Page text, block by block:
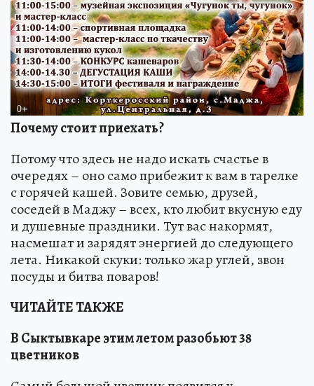
Почему стоит приехать?
Потому что здесь не надо искать счастье в
очередях – оно само прибежит к вам в тарелке
с горячей кашей. Зовите семью, друзей,
соседей в Маджу – всех, кто любит вкусную еду
и душевные праздники. Тут вас накормят,
насмешат и зарядят энергией до следующего
лета. Никакой скуки: только жар углей, звон
посуды и битва поваров!
ЧИТАЙТЕ ТАКЖЕ
В Сыктывкаре этим летом разобьют 38
цветников